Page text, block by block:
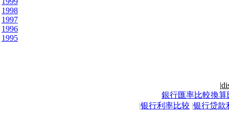
1998
1997
1996
1995
|
銀行匯率比較換算
|银行利率比较 |银行贷款